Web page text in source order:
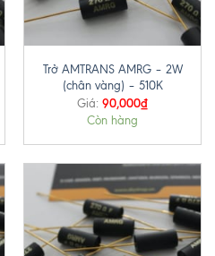
Trở AMTRANS AMRG – 2W
(chân vàng) – 510K
Giá: 90,000₫
Còn hàng